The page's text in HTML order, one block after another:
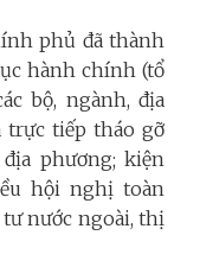
phủ đã thành
hành chính (tổ
bộ, ngành, địa
tiếp tháo gỡ
phương; kiện
hội nghị toàn
tư nước ngoài, thị